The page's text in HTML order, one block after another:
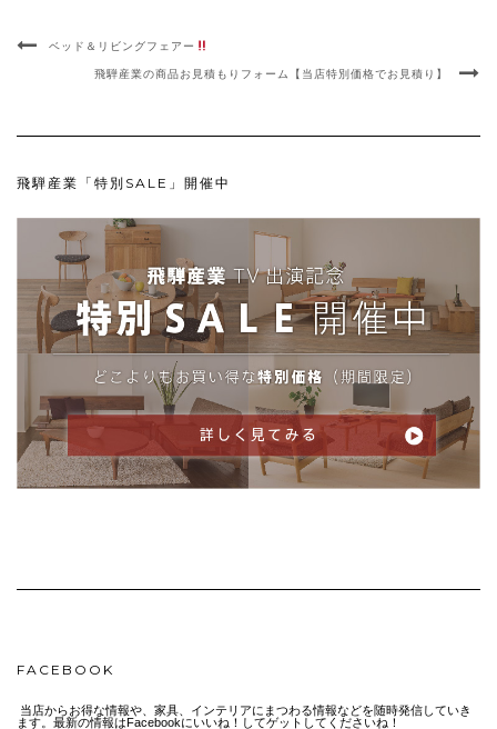
ベッド＆リビングフェアー
飛騨産業の商品お見積もりフォーム【当店特別価格でお見積り】
飛騨産業「特別SALE」開催中
FACEBOOK
当店からお得な情報や、家具、インテリアにまつわる情報などを随時発信していき
ます。最新の情報はFacebookにいいね！してゲットしてくださいね！